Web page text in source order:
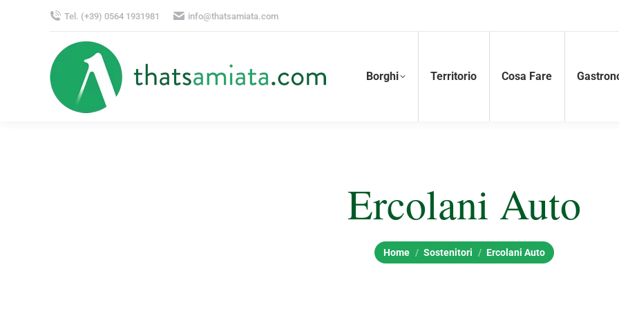
Tel. (+39) 0564 1931981 info@thatsamiata.com
Borghi Territorio Cosa Fare
Ercolani Auto
Home Sostenitori Ercolani Auto